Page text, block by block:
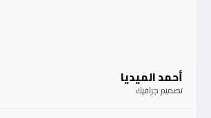
أحمد الميديا
تصميم جرافيك